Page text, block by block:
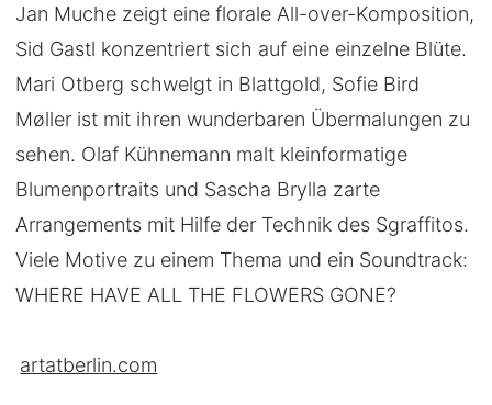
Jan Muche zeigt eine florale All-over-Komposition,
Sid Gastl konzentriert sich auf eine einzelne Blüte.
Mari Otberg schwelgt in Blattgold, Sofie Bird
Møller ist mit ihren wunderbaren Übermalungen zu
sehen. Olaf Kühnemann malt kleinformatige
Blumenportraits und Sascha Brylla zarte
Arrangements mit Hilfe der Technik des Sgraffitos.
Viele Motive zu einem Thema und ein Soundtrack:
WHERE HAVE ALL THE FLOWERS GONE?
artatberlin.com